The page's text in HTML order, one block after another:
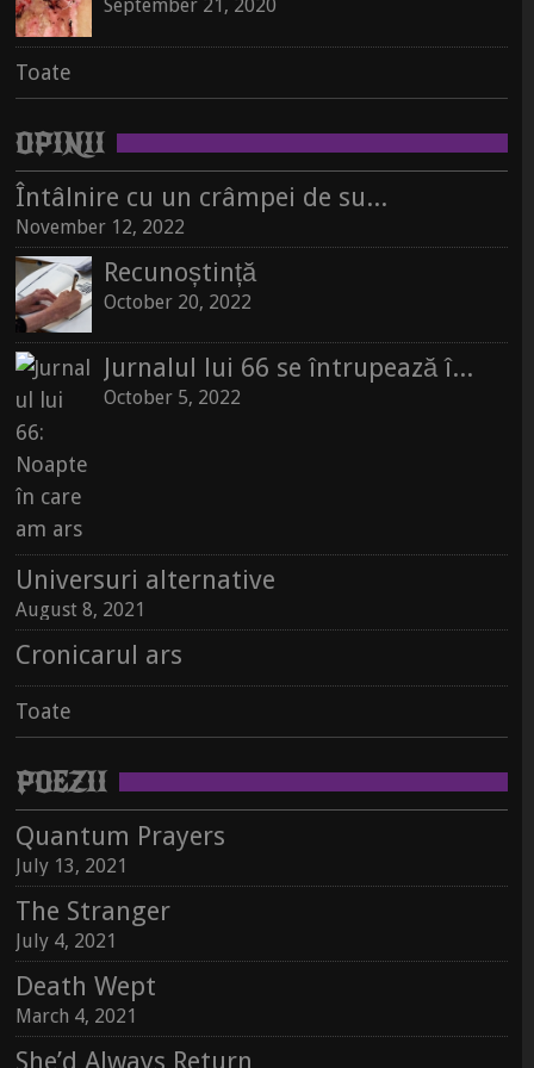
September 21, 2020
Toate
Jurnalul lui 66 se întrupează în carte
October 5, 2022
Universuri alternative
August 8, 2021
Cronicarul ars
Jurnalul lui 66 se întrupează în carte
October 5, 2022
Toate
September 21, 2020
Toate
OPINII
Întâlnire cu un crâmpei de suflet, pe un raft de librărie
November 12, 2022
Recunoștință
October 20, 2022
Jurnalul lui 66 se întrupează în carte
October 5, 2022
Universuri alternative
August 8, 2021
Cronicarul ars
Toate
POEZII
Quantum Prayers
July 13, 2021
The Stranger
July 4, 2021
Death Wept
March 4, 2021
She’d Always Return